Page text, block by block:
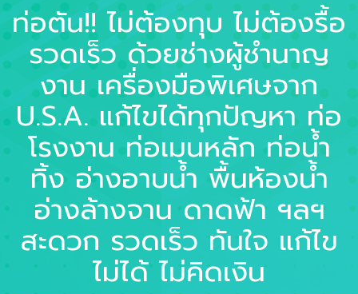
ท่อตัน!! ไม่ต้องทุบ ไม่ต้องรื้อ
รวดเร็ว ด้วยช่างผู้ชำนาญ
งาน เครื่องมือพิเศษจาก
U.S.A. แก้ไขได้ทุกปัญหา ท่อ
โรงงาน ท่อเมนหลัก ท่อน้ำ
ทิ้ง อ่างอาบน้ำ พื้นห้องน้ำ
อ่างล้างจาน ดาดฟ้า ฯลฯ
สะดวก รวดเร็ว ทันใจ แก้ไข
ไม่ได้ ไม่คิดเงิน